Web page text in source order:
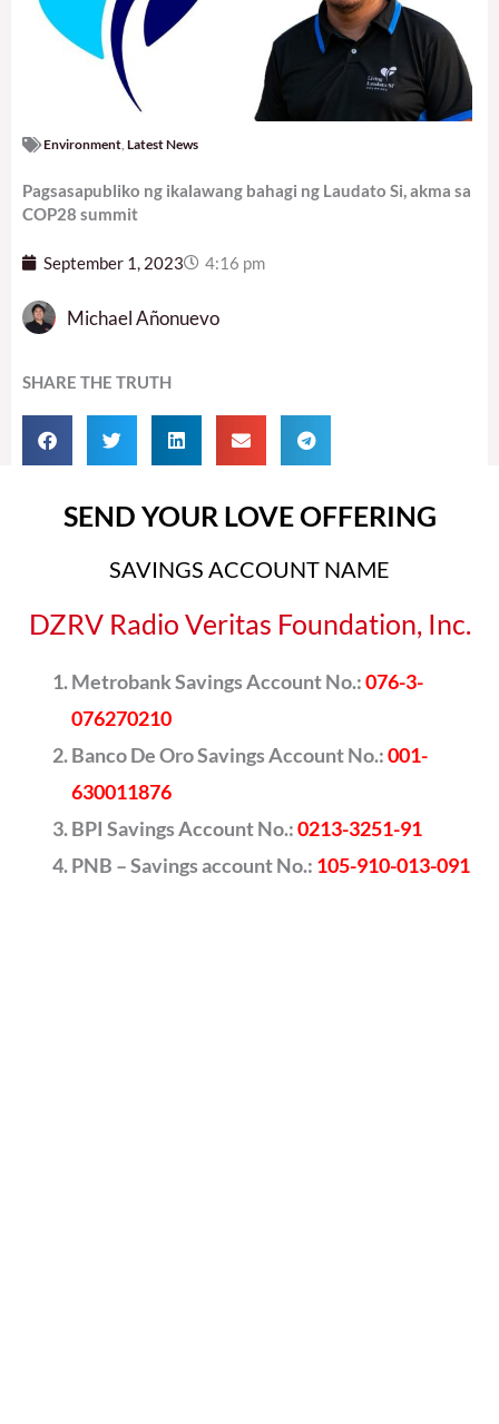
Environment Latest News
Pagsasapubliko ng ikalawang bahagi ng Laudato Si, akma sa
COP28 summit
September 1, 2023 4:16 pm
Michael Añonuevo
SHARE THE TRUTH
SEND YOUR LOVE OFFERING
SAVINGS ACCOUNT NAME
DZRV Radio Veritas Foundation, Inc.
Metrobank Savings Account No.:076-3-
076270210
Banco De Oro Savings Account No.:001-
630011876
BPI Savings Account No.:0213-3251-91
PNB – Savings account No.: 105-910-013-091